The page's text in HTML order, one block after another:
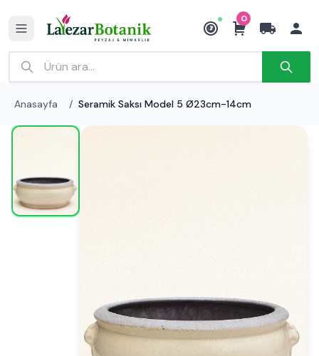
₺
0
Anasayfa / Seramik Saksı Model 5 Ø23cm-14cm